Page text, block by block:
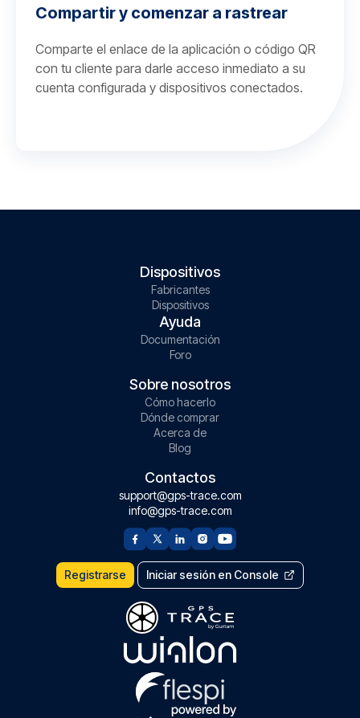
Compartir y comenzar a rastrear
Comparte el enlace de la aplicación o código QR
con tu cliente para darle acceso inmediato a su
cuenta configurada y dispositivos conectados.
Dispositivos
Fabricantes
Dispositivos
Ayuda
Documentación
Foro
Sobre nosotros
Cómo hacerlo
Dónde comprar
Acerca de
Blog
Contactos
support@gps-trace.com
info@gps-trace.com
Registrarse Iniciar sesión en Console